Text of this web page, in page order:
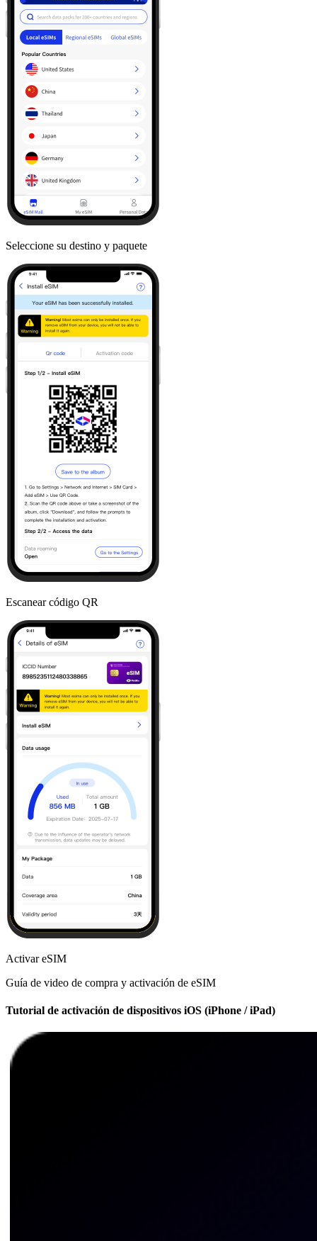
Seleccione su destino y paquete
Escanear código QR
Activar eSIM
Guía de video de compra y activación de eSIM
Tutorial de activación de dispositivos iOS (iPhone / iPad)